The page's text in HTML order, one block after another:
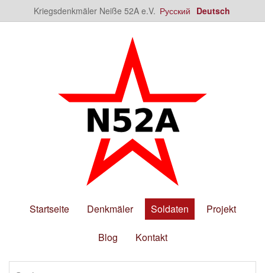
Kriegsdenkmäler Neiße 52A e.V. Русский Deutsch
Startseite Denkmäler Soldaten Projekt
Blog Kontakt